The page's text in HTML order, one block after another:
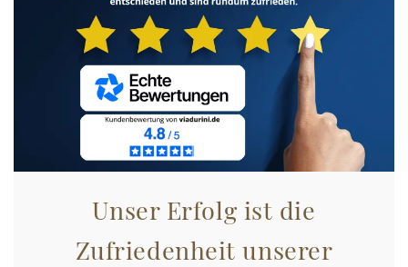
Unser Erfolg ist die
Zufriedenheit unserer